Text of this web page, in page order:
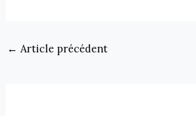
← Article précédent